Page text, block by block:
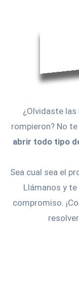
¿Olvidaste
rompieron? No
abrir todo tipo
Sea cual sea el
Llámanos y
compromiso.